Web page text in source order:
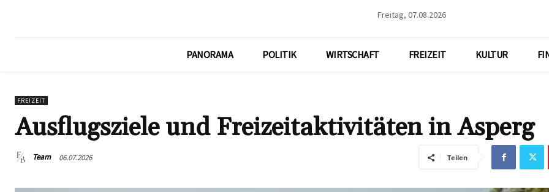
Freitag, 07.08.2026
PANORAMA POLITIK WIRTSCHAFT FREIZEIT KULTUR
FREIZEIT
Ausflugsziele und Freizeitaktivitäten in Asperg
Team 06.07.2026 Teilen